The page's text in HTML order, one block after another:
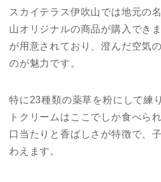
スカイテラス伊吹山では地元の
山オリジナルの商品が購入でき
が用意されており、澄んだ空気
のが魅力です。
特に23種類の薬草を粉にして練
トクリームはここでしか食べら
口当たりと香ばしさが特徴で、
わえます。